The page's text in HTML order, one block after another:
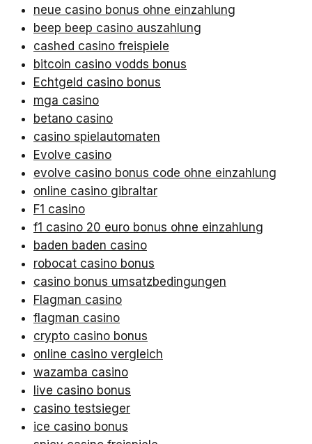
neue casino bonus ohne einzahlung
beep beep casino auszahlung
cashed casino freispiele
bitcoin casino vodds bonus
Echtgeld casino bonus
mga casino
betano casino
casino spielautomaten
Evolve casino
evolve casino bonus code ohne einzahlung
online casino gibraltar
F1 casino
f1 casino 20 euro bonus ohne einzahlung
baden baden casino
robocat casino bonus
casino bonus umsatzbedingungen
Flagman casino
flagman casino
crypto casino bonus
online casino vergleich
wazamba casino
live casino bonus
casino testsieger
ice casino bonus